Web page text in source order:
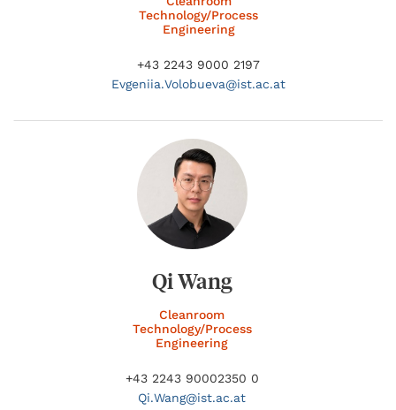
Technology/Process
Engineering
+43 2243 9000 2197
Evgeniia.Volobueva@ist.ac.at
Qi Wang
Cleanroom
Technology/Process
Engineering
+43 2243 90002350 0
Qi.Wang@ist.ac.at